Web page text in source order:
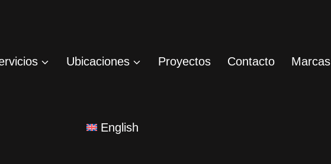
Ubicaciones Proyectos Contacto Marcas
English